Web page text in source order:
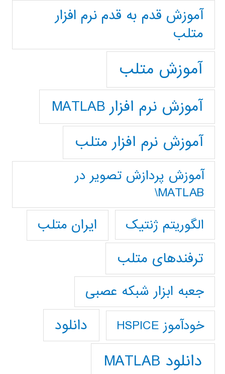
آموزش قدم به قدم نرم افزار
متلب
آموزش متلب
آموزش نرم افزار MATLAB
آموزش نرم افزار متلب
آموزش پردازش تصوير در
MATLAB\
الگوریتم ژنتیک
ایران متلب
ترفندهای متلب
جعبه ابزار شبکه عصبی
خودآموز HSPICE دانلود
دانلود MATLAB